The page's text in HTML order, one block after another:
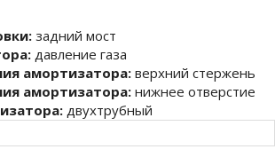
задний мост
давление газа
амортизатора: верхний стержень
амортизатора: нижнее отверстие
двухтрубный